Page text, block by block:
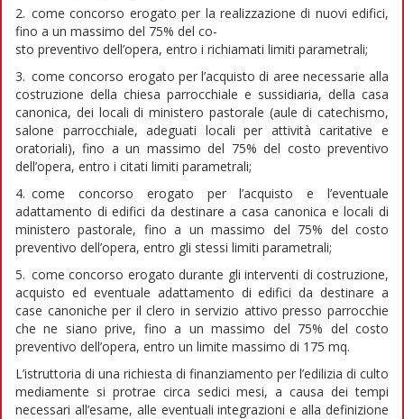
2. come concorso erogato per la realizzazione di nuovi edifici,
fino a un massimo del 75% del co-
sto preventivo dell’opera, entro i richiamati limiti parametrali;
3. come concorso erogato per l’acquisto di aree necessarie alla
costruzione della chiesa parrocchiale e sussidiaria, della casa
canonica, dei locali di ministero pastorale (aule di catechismo,
salone parrocchiale, adeguati locali per attività caritative e
oratoriali), fino a un massimo del 75% del costo preventivo
dell’opera, entro i citati limiti parametrali;
4. come concorso erogato per l’acquisto e l’eventuale
adattamento di edifici da destinare a casa canonica e locali di
ministero pastorale, fino a un massimo del 75% del costo
preventivo dell’opera, entro gli stessi limiti parametrali;
5. come concorso erogato durante gli interventi di costruzione,
acquisto ed eventuale adattamento di edifici da destinare a
case canoniche per il clero in servizio attivo presso parrocchie
che ne siano prive, fino a un massimo del 75% del costo
preventivo dell’opera, entro un limite massimo di 175 mq.
L’istruttoria di una richiesta di finanziamento per l’edilizia di culto
mediamente si protrae circa sedici mesi, a causa dei tempi
necessari all’esame, alle eventuali integrazioni e alla definizione